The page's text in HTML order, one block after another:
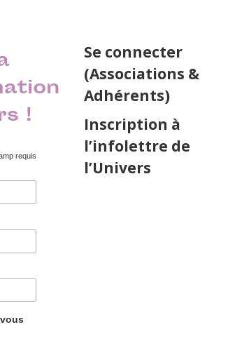
!
requis
Se connecter
(Associations &
Adhérents)
Inscription à
l’infolettre de
l’Univers